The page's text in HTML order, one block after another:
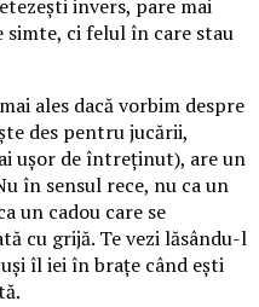
invers, pare mai
simte, ci felul în care stau
ales dacă vorbim despre
des pentru jucării,
ușor de întreținut), are un
în sensul rece, nu ca un
un cadou care se
cu grijă. Te vezi lăsându-l
îl iei în brațe când ești